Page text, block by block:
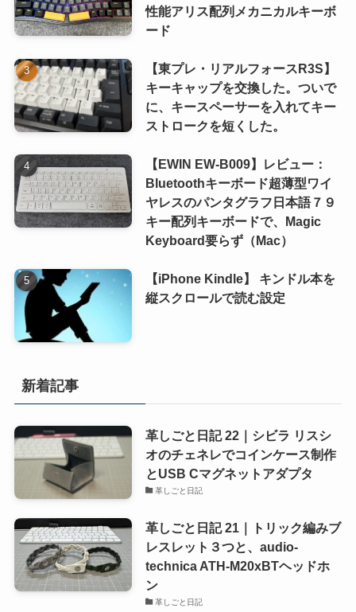
性能アリス配列メカニカルキーボ
ード
【東プレ・リアルフォースR3S】
キーキャップを交換した。ついで
に、キースペーサーを入れてキー
ストロークを短くした。
【EWIN EW-B009】レビュー：
Bluetoothキーボード超薄型ワイ
ヤレスのパンタグラフ日本語７９
キー配列キーボードで、Magic
Keyboard要らず（Mac）
【iPhone Kindle】 キンドル本を
縦スクロールで読む設定
新着記事
革しごと日記 22｜シビラ リスシ
オのチェネレでコインケース制作
とUSB Cマグネットアダプタ
革しごと日記
革しごと日記 21｜トリック編みブ
レスレット３つと、audio-
technica ATH-M20xBTヘッドホ
ン
革しごと日記